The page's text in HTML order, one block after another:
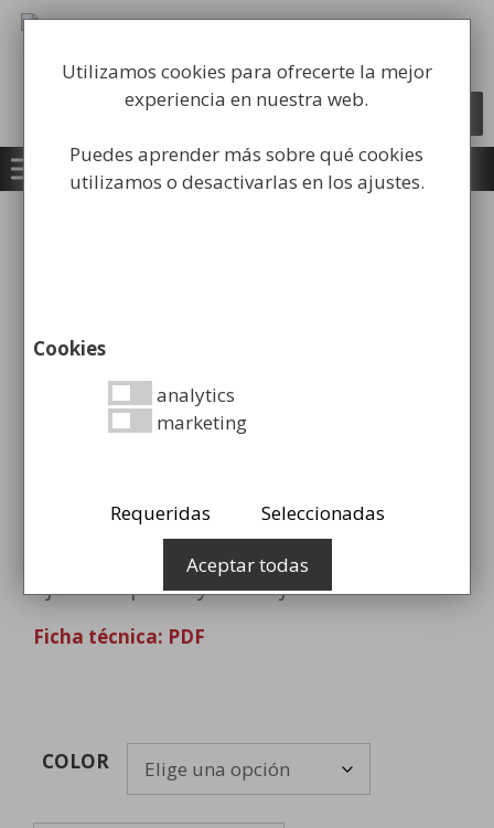
Saltar
contenido
equipamiento para la higiene industrial
Búsqueda
Papelera Perforada
Papelera perforada semicircular con
fijación a pared y aro sujetabolsas de 90L
Ficha técnica: PDF
COLOR
Utilizamos cookies para ofrecerte la mejor
experiencia en nuestra web.
Puedes aprender más sobre qué cookies
utilizamos o desactivarlas en los ajustes.
Cookies
analytics
marketing
Requeridas Seleccionadas
Aceptar todas